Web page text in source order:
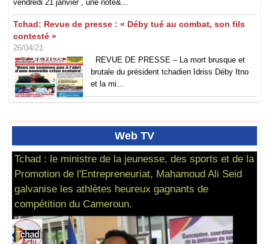
vendredi 21 janvier , une note&...
Tchad: Revue de presse : « Déby tué au combat, son fils
contesté »
26/04/21
REVUE DE PRESSE – La mort brusque et
brutale du président tchadien Idriss Déby Itno
et la mi...
Web TV
Tchad : le ministre de la jeunesse, des sports et de la
Promotion de l'Entrepreneuriat, Mahamoud Ali Seid
galvanise les athlètes heureux gagnants de
compétition du Cameroun.